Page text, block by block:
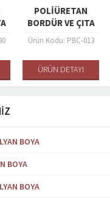
POLIÜRETAN
BORDÜR VE ÇITA
Ürün Kodu: PBC-013
ÜRÜN DETAYI
BOYA
BOYA
BOYA